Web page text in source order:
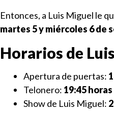
Entonces, a Luis Miguel le
martes 5 y miércoles 6 de
Horarios de
Apertura de puertas:
Telonero: 19:45 horas
Show de Luis Miguel: